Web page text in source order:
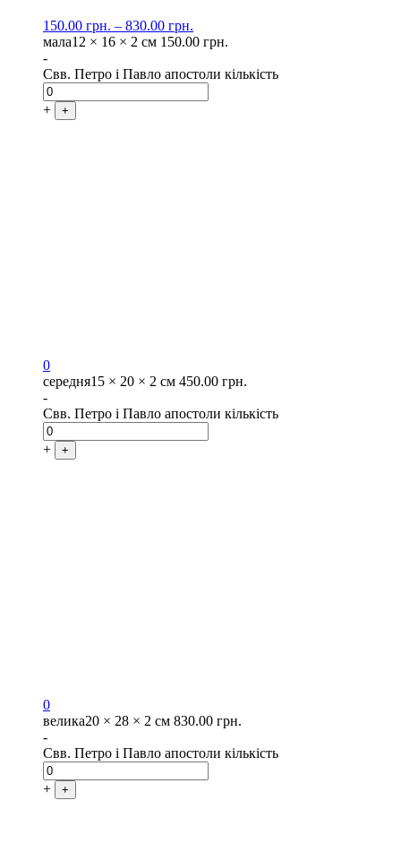
150.00 грн. – 830.00 грн.
мала12 × 16 × 2 см 150.00 грн.
-
Свв. Петро і Павло апостоли кількість
+ +
0
середня15 × 20 × 2 см 450.00 грн.
-
Свв. Петро і Павло апостоли кількість
+ +
0
велика20 × 28 × 2 см 830.00 грн.
-
Свв. Петро і Павло апостоли кількість
+ +